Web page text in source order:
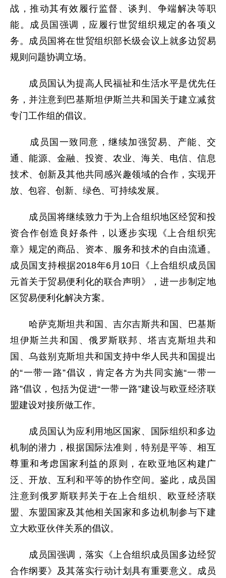
战，推动其有效履行监督、谈判、争端解决等职
能。成员国强调，应履行世贸组织规定的各项义
务。成员国将在世贸组织部长级会议上就多边贸易
规则问题协调立场。
成员国认为提高人民福祉和生活水平是优先任
务，并注意到巴基斯坦伊斯兰共和国关于建立减贫
专门工作组的倡议。
成员国一致同意，继续加强贸易、产能、交
通、能源、金融、投资、农业、海关、电信、信息
技术、创新及其他共同感兴趣领域的合作，实现开
放、包容、创新、绿色、可持续发展。
成员国将继续致力于为上合组织地区经贸和投
资合作创造良好条件，以逐步实现《上合组织宪
章》规定的商品、资本、服务和技术的自由流通。
成员国支持根据2018年6月10日《上合组织成员国
元首关于贸易便利化的联合声明》，进一步制定地
区贸易便利化解决方案。
哈萨克斯坦共和国、吉尔吉斯共和国、巴基斯
坦伊斯兰共和国、俄罗斯联邦、塔吉克斯坦共和
国、乌兹别克斯坦共和国支持中华人民共和国提出
的“一带一路”倡议，肯定各方为共同实施“一带一
路”倡议，包括为促进“一带一路”建设与欧亚经济联
盟建设对接所做工作。
成员国认为应利用地区国家、国际组织和多边
机制的潜力，根据国际法准则，特别是平等、相互
尊重和考虑国家利益的原则，在欧亚地区构建广
泛、开放、互利和平等的协作空间。鉴此，成员国
注意到俄罗斯联邦关于在上合组织、欧亚经济联
盟、东盟国家及其他相关国家和多边机制参与下建
立大欧亚伙伴关系的倡议。
成员国强调，落实《上合组织成员国多边经贸
合作纲要》及其落实行动计划具有重要意义。成员